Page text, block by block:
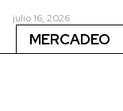
julio 16, 2026
MERCADEO